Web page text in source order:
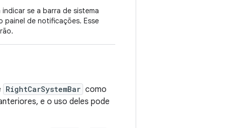
indicar se a barra de sistema
painel de notificações. Esse
RightCarSystemBar como
e o uso deles pode